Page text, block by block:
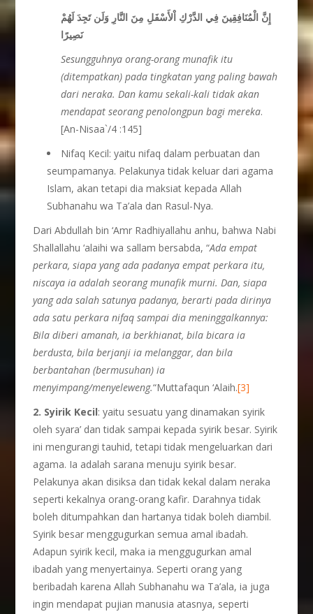
إِنَّ الْمُنَافِقِينَ فِي الدَّرْكِ اْلأَسْفَلِ مِنَ النَّارِ وَلَن تَجِدَ لَهُمْ
نَصِيرًا
Sesungguhnya orang-orang munafik itu
(ditempatkan) pada tingkatan yang paling bawah
dari neraka. Dan kamu sekali-kali tidak akan
mendapat seorang penolongpun bagi mereka.
[An-Nisaa`/4 :145]
Nifaq Kecil: yaitu nifaq dalam perbuatan dan
seumpamanya. Pelakunya tidak keluar dari agama
Islam, akan tetapi dia maksiat kepada Allah
Subhanahu wa Ta’ala dan Rasul-Nya.
Dari Abdullah bin ‘Amr Radhiyallahu anhu, bahwa Nabi
Shallallahu ‘alaihi wa sallam bersabda, “Ada empat
perkara, siapa yang ada padanya empat perkara itu,
niscaya ia adalah seorang munafik murni. Dan, siapa
yang ada salah satunya padanya, berarti pada dirinya
ada satu perkara nifaq sampai dia meninggalkannya:
Bila diberi amanah, ia berkhianat, bila bicara ia
berdusta, bila berjanji ia melanggar, dan bila
berbantahan (bermusuhan) ia
menyimpang/menyeleweng.“Muttafaqun ‘Alaih.[3]
2. Syirik Kecil: yaitu sesuatu yang dinamakan syirik
oleh syara’ dan tidak sampai kepada syirik besar. Syirik
ini mengurangi tauhid, tetapi tidak mengeluarkan dari
agama. Ia adalah sarana menuju syirik besar.
Pelakunya akan disiksa dan tidak kekal dalam neraka
seperti kekalnya orang-orang kafir. Darahnya tidak
boleh ditumpahkan dan hartanya tidak boleh diambil.
Syirik besar menggugurkan semua amal ibadah.
Adapun syirik kecil, maka ia menggugurkan amal
ibadah yang menyertainya. Seperti orang yang
beribadah karena Allah Subhanahu wa Ta’ala, ia juga
ingin mendapat pujian manusia atasnya, seperti